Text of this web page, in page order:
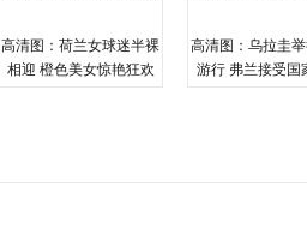
高清图：荷兰女球迷半裸
相迎 橙色美女惊艳狂欢
高清图：乌拉圭
游行 弗兰接受国